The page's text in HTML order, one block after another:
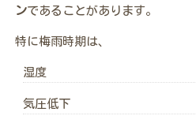
ンであることがあります。
特に梅雨時期は、
湿度
気圧低下